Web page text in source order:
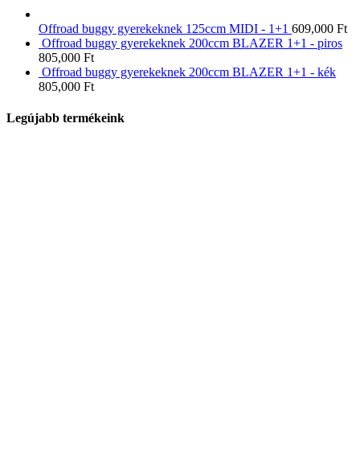
Offroad buggy gyerekeknek 125ccm MIDI - 1+1 609,000 Ft
Offroad buggy gyerekeknek 200ccm BLAZER 1+1 - piros
805,000 Ft
Offroad buggy gyerekeknek 200ccm BLAZER 1+1 - kék
805,000 Ft
Legújabb termékeink